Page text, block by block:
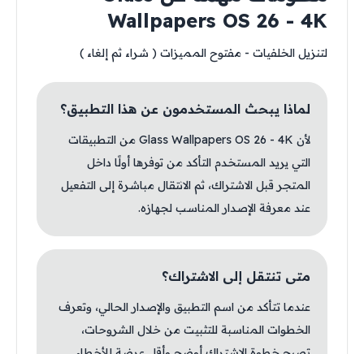
Wallpapers OS 26 - 4K
لتنزيل الخلفيات - مفتوح المميزات ( شراء ثم إلغاء )
لماذا يبحث المستخدمون عن هذا التطبيق؟
لأن Glass Wallpapers OS 26 - 4K من التطبيقات
التي يريد المستخدم التأكد من توفرها أولًا داخل
المتجر قبل الاشتراك، ثم الانتقال مباشرة إلى التفعيل
عند معرفة الإصدار المناسب لجهازه.
متى تنتقل إلى الاشتراك؟
عندما تتأكد من اسم التطبيق والإصدار الحالي، وتعرف
الخطوات المناسبة للتثبيت من خلال الشروحات،